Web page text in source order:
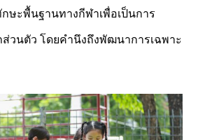
ษะพื้นฐานทางกีฬาเพื่อเป็นการ
วนตัว โดยคำนึงถึงพัฒนาการเฉพาะ